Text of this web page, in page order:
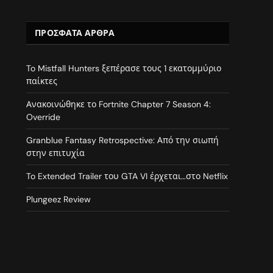
ΠΡΌΣΦΑΤΑ ΆΡΘΡΑ
To Mistfall Hunters ξεπέρασε τους 1 εκατομμύριο
παίκτες
Ανακοινώθηκε το Fortnite Chapter 7 Season 4:
Override
Granblue Fantasy Retrospective: Από την σιωπή
στην επιτυχία
To Extended Trailer του GTA VI έρχεται…στο Netflix
Plungeez Review